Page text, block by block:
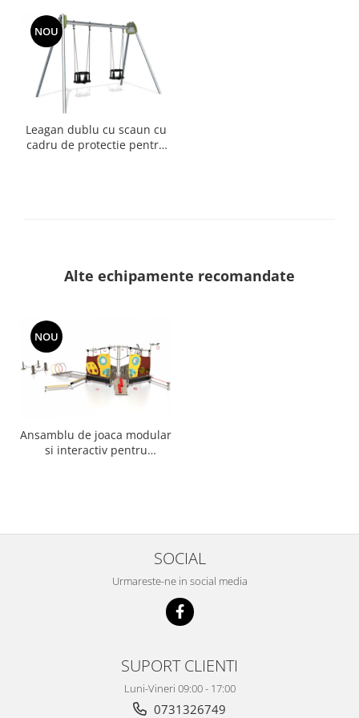
Diabolo Baby
NOU
Leagan dublu cu scaun cu
cadru de protectie pentru
Alte echipamente recomandate
NOU
Ansamblu de joaca modular
si interactiv pentru
SOCIAL
Urmareste-ne in social media
SUPORT CLIENTI
Luni-Vineri 09:00 - 17:00
0731326749